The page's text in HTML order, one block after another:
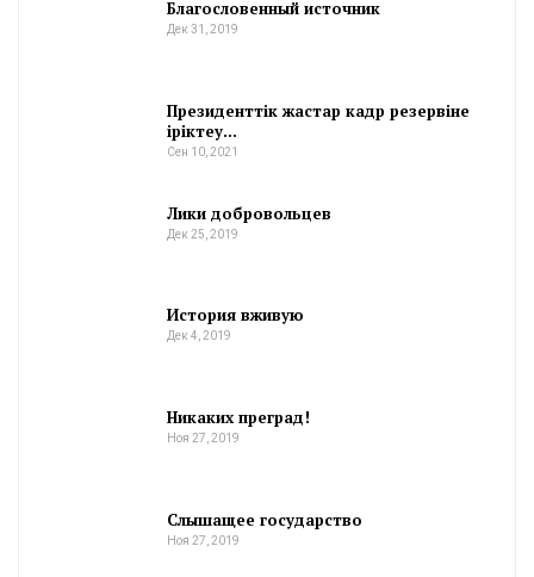
Благословенный источник
Дек 31, 2019
Президенттік жастар кадр резервіне
іріктеу…
Сен 10, 2021
Лики добровольцев
Дек 25, 2019
История вживую
Дек 4, 2019
Никаких преград!
Ноя 27, 2019
Слышащее государство
Ноя 27, 2019